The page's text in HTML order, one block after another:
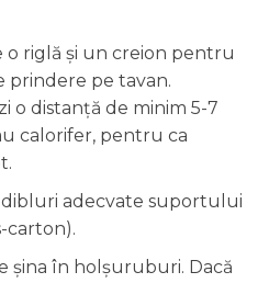
o riglă și un creion pentru
prindere pe tavan.
o distanță de minim 5-7
calorifer, pentru ca
dibluri adecvate suportului
carton).
șina în holșuruburi. Dacă